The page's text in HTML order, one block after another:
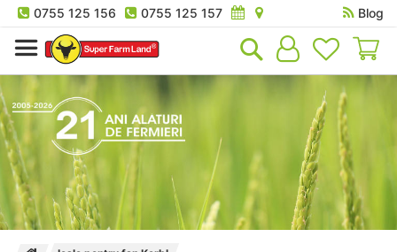
0755 125 156 0755 125 157
Blog